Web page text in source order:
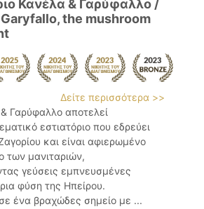
Κανέλα & Γαρύφαλλο /
Garyfallo, the mushroom
Δείτε περισσότερα >>
Γαρύφαλλο αποτελεί
εστιατόριο που εδρεύει
και είναι αφιερωμένο
των μανιταριών,
γεύσεις εμπνευσμένες
φύση της Ηπείρου.
ένα βραχώδες σημείο με ...